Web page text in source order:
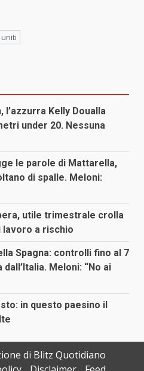
l’azzurra Kelly Doualla
under 20. Nessuna
le parole di Mattarella,
di spalle. Meloni:
utile trimestrale crolla
lavoro a rischio
Spagna: controlli fino al 7
Meloni: “No ai
in questo paesino il
di Blitz Quotidiano